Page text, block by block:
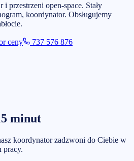
i przestrzeni open-space. Stały
koordynator. Obsługujemy
.
ceny
737 576 876
minut
koordynator zadzwoni do Ciebie w
pracy.